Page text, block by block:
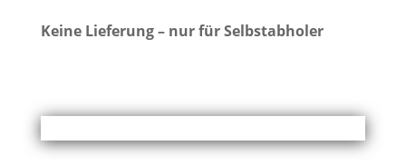
Keine Lieferung – nur für Selbstabholer